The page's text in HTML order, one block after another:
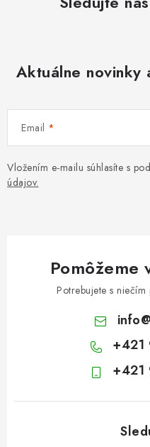
Aktuálne novinky
Email
Vložením e-mailu súhlasíte s
údajov.
Pomôžeme
Potrebujete s
info
+421
+421